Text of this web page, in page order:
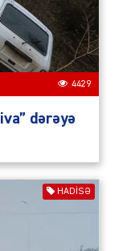
4429
dərəyə
HADISƏ